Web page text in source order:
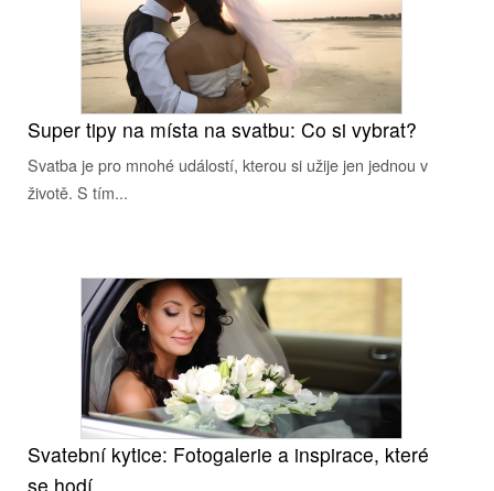
Super tipy na místa na svatbu: Co si vybrat?
Svatba je pro mnohé událostí, kterou si užije jen jednou v
životě. S tím...
Svatební kytice: Fotogalerie a inspirace, které
se hodí